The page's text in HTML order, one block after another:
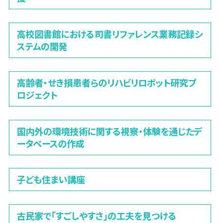
高校図書館における司書リファレンス業務記録シ
ステムの開発
高齢者・せき損患者らのリハビリロボット研究プ
ロジェクト
国内外の環境技術に関する視察・体験を通じたデ
ータベースの作成
子ども住まい講座
古民家で「すごしやすさ」の工夫を見つける